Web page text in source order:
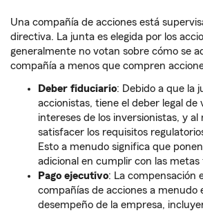
Una compañía de acciones está
directiva. La junta es elegida por los
generalmente no votan sobre cómo se
compañía a menos que compren
Deber fiduciario: Debido a que la
accionistas, tiene el deber legal de
intereses de los inversionistas, y
satisfacer los requisitos
Esto a menudo significa que
adicional en cumplir con las metas
Pago ejecutivo: La compensación
compañías de acciones a menudo
desempeño de la empresa,